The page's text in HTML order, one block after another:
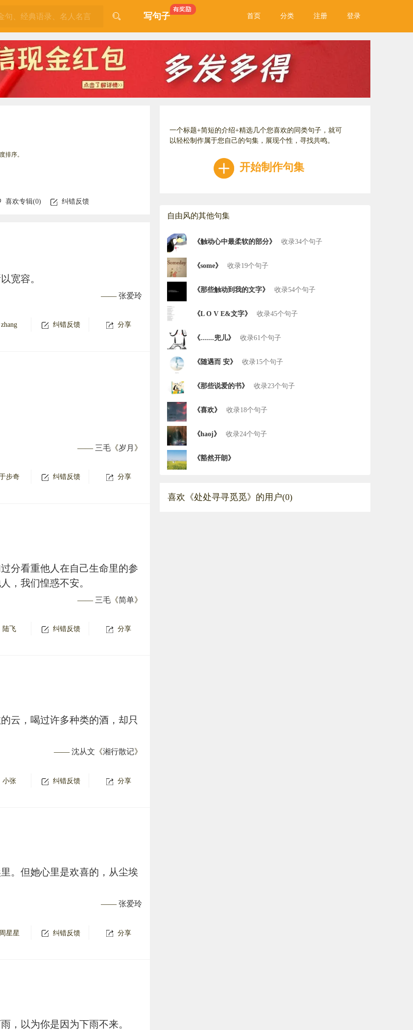
写句子 首页 分类 注册 登录
排序。
喜欢专辑(0) 纠错反馈
宽容。
—— 张爱玲
zhang 纠错反馈 分享
—— 三毛 《岁月 》
步奇 纠错反馈 分享
分看重他人在自己生命里的参
，我们惶惑不安。
—— 三毛 《简单》
陆飞 纠错反馈 分享
云，喝过许多种类的酒，却只
—— 沈从文 《湘行散记》
小张 纠错反馈 分享
。但她心里是欢喜的，从尘埃
—— 张爱玲
周星星 纠错反馈 分享
，以为你是因为下雨不来。
一个标题+简短的介绍+精选几个您喜欢的同类句子，就可
以轻松制作属于您自己的句集，展现个性，寻找共鸣。
开始制作句集
自由风的其他句集
《触动心中最柔软的部分》 收录34个句子
《some》 收录19个句子
《那些触动到我的文字》 收录54个句子
《L O V E&文字》 收录45个句子
《.......兜儿》 收录61个句子
《随遇而 安》 收录15个句子
《那些说爱的书》 收录23个句子
《喜欢》 收录18个句子
《haoj》 收录24个句子
《豁然开朗》
喜欢《处处寻寻觅觅》的用户(0)